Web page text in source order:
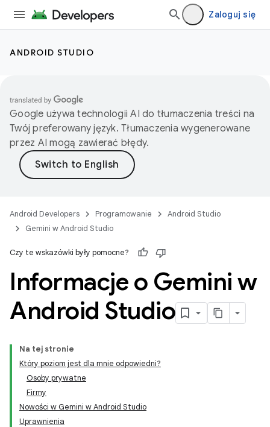
Zaloguj się
ANDROID STUDIO
Google używa technologii AI do tłumaczenia treści na
Twój preferowany język. Tłumaczenia wygenerowane
przez AI mogą zawierać błędy.
Android Developers Programowanie
Android Studio
Gemini w Android Studio
Czy te wskazówki były pomocne?
Informacje o Gemini w
Android Studio
Na tej stronie
Który poziom jest dla mnie odpowiedni?
Osoby prywatne
Firmy
Nowości w Gemini w Android Studio
Uprawnienia